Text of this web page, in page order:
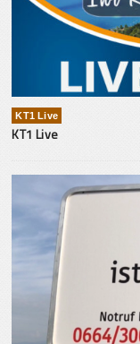
KT1 Live
KT1 Live